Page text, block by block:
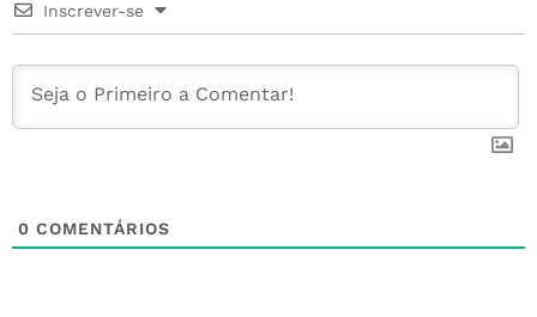
o
k
st
p
Inscrever-se
0 COMENTÁRIOS